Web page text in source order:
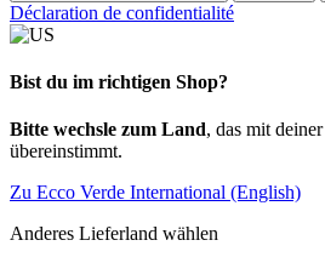
Déclaration de confidentialité
Bist du im richtigen Shop?
Bitte wechsle zum Land, das mit
übereinstimmt.
Zu Ecco Verde International (English)
Anderes Lieferland wählen